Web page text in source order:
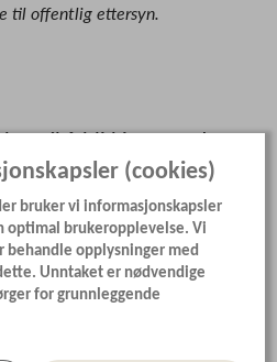
til offentlig ettersyn.
til å bli kjent med
relasjoner og skape
er uvurderlig når vi blir
til å redusere ensomhet
tilhørighet.
(cookies)
bruker vi informasjonskapsler
optimal brukeropplevelse. Vi
behandle opplysninger med
Unntaket er nødvendige
for grunnleggende